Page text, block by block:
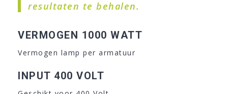
resultaten te behalen.
VERMOGEN 1000 WATT
Vermogen lamp per armatuur
INPUT 400 VOLT